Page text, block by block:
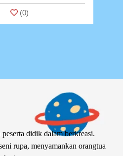
(0)
didik dalam berkreasi.
rupa, menyamankan orangtua